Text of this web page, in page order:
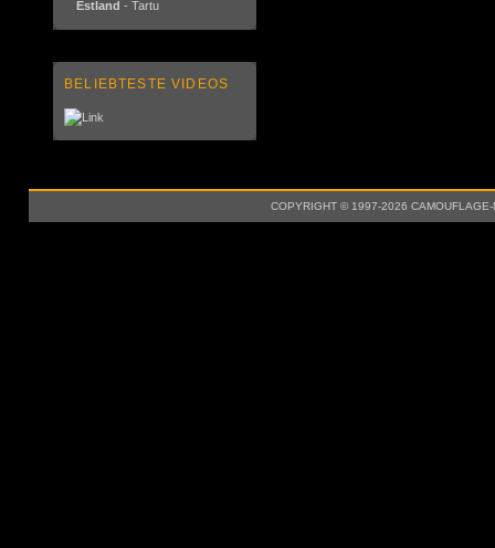
Estland - Tartu
BELIEBTESTE VIDEOS
COPYRIGHT © 1997-2026 CAMOUFLAGE-